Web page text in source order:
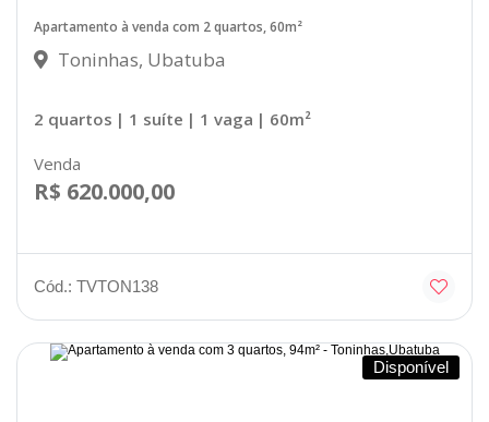
Apartamento à venda com 2 quartos, 60m²
Toninhas, Ubatuba
2 quartos | 1 suíte | 1 vaga | 60m²
Venda
R$ 620.000,00
Cód.: TVTON138
Disponível